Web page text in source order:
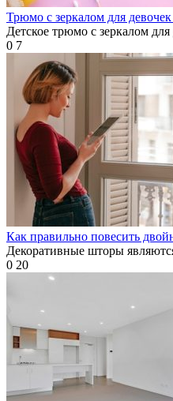
Трюмо с зеркалом для
Детское трюмо с зеркалом
0 7
Как правильно повесить
Декоративные шторы
0 20